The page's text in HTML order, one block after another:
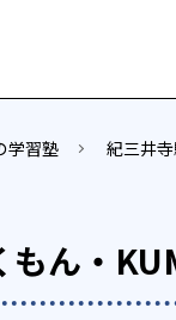
学習塾 紀三井
もん・